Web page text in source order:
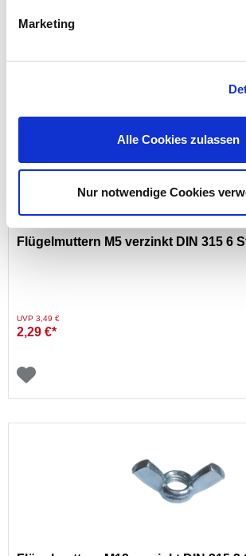
Marketing
Alle Cookies zulassen
Nur notwendige Cookies
Flügelmuttern M5 verzinkt DIN 315 6
Preis reduziert von
UVP 3,49 €auf
2,29 €*